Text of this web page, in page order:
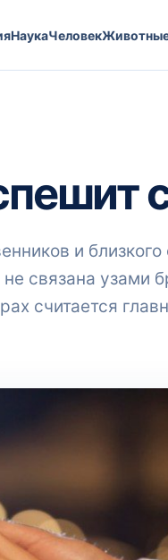
НаукаЧеловек
и
связана узами
считается